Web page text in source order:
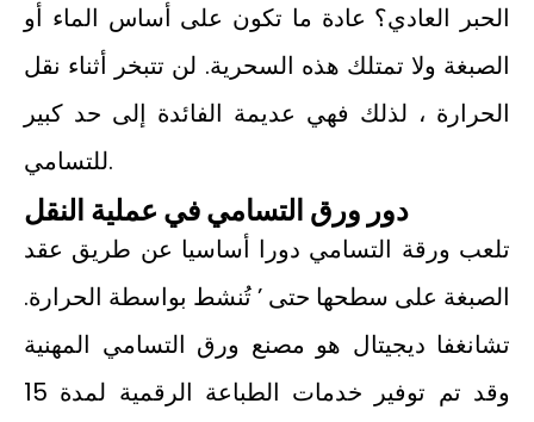
الحبر العادي؟ عادة ما تكون على أساس الماء أو
الصبغة ولا تمتلك هذه السحرية. لن تتبخر أثناء نقل
الحرارة ، لذلك فهي عديمة الفائدة إلى حد كبير
للتسامي.
دور ورق التسامي في عملية النقل
تلعب ورقة التسامي دورا أساسيا عن طريق عقد
الصبغة على سطحها حتى ’ تُنشط بواسطة الحرارة.
تشانغفا ديجيتال هو مصنع ورق التسامي المهنية
وقد تم توفير خدمات الطباعة الرقمية لمدة 15